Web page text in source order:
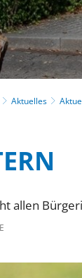
Aktuelles
allen